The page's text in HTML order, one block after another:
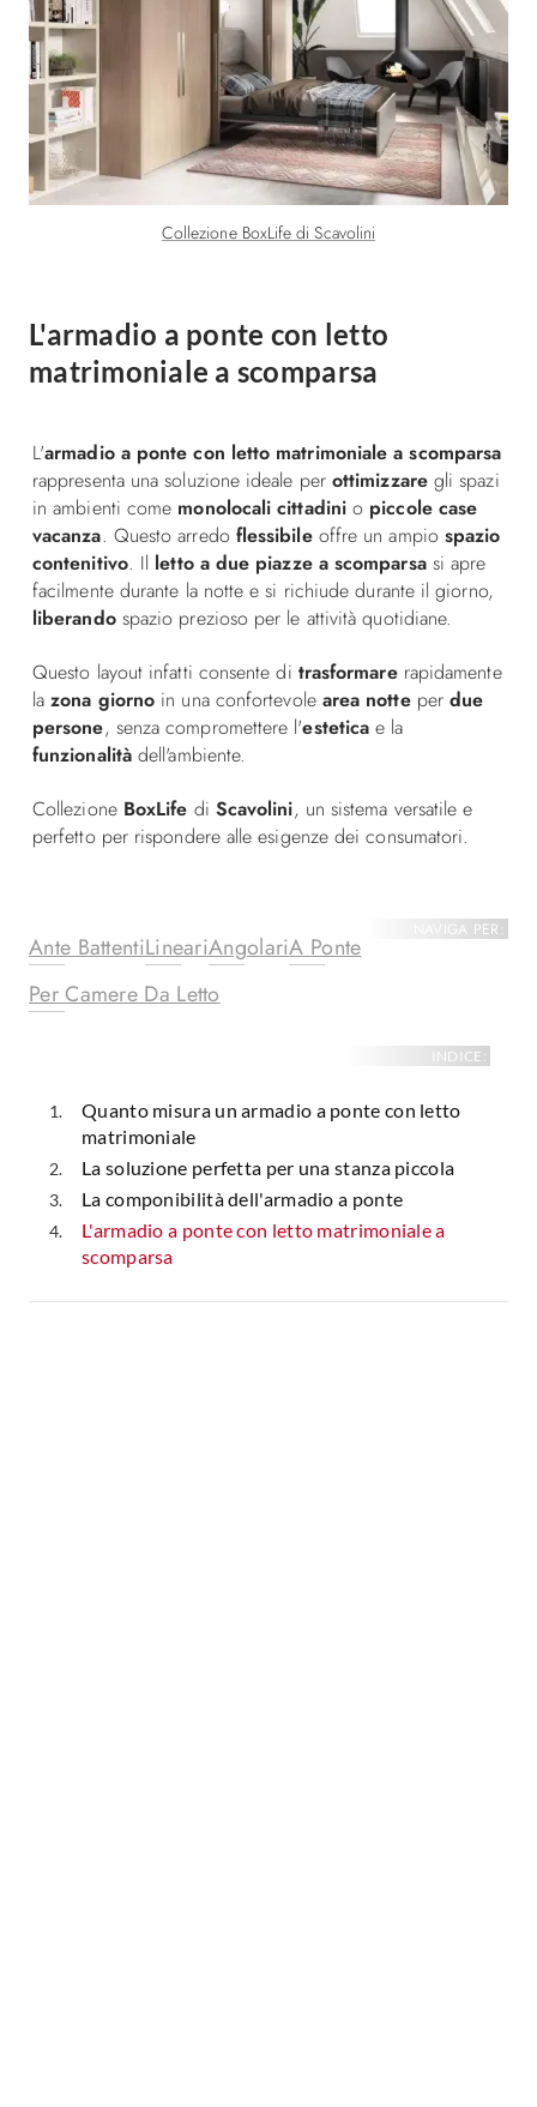
Collezione BoxLife di Scavolini
L'armadio a ponte con letto
matrimoniale a scomparsa
L'armadio a ponte con letto matrimoniale a scomparsa
rappresenta una soluzione ideale per ottimizzaregli spazi
in ambienti come monolocali cittadinio piccole case
vacanza. Questo arredoflessibileoffre un ampio spazio
contenitivo. Il letto a due piazze a scomparsasi apre
facilmente durante la notte e si richiude durante il giorno,
liberandospazio prezioso per le attività quotidiane.
Questo layout infatti consente di trasformarerapidamente
lazona giorno in una confortevole area notteperdue
persone, senza compromettere l'estetica e la
funzionalitàdell'ambiente.
Collezione BoxLife di Scavolini, un sistema versatile e
perfetto per rispondere alle esigenze dei consumatori.
NAVIGA PER:
Ante BattentiLineariAngolariA Ponte
Per Camere Da Letto
INDICE:
Quanto misura un armadio a ponte con letto
matrimoniale
La soluzione perfetta per una stanza piccola
La componibilità dell'armadio a ponte
L'armadio a ponte con letto matrimoniale a
scomparsa